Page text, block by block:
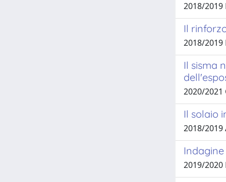
2018/2019
Il
2018/2019
Il sisma
2020/2021
Il solaio
2018/2019
2019/2020